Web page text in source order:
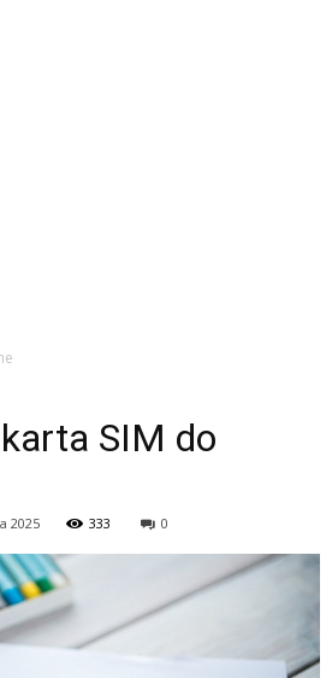
SIM do
2025 333 0